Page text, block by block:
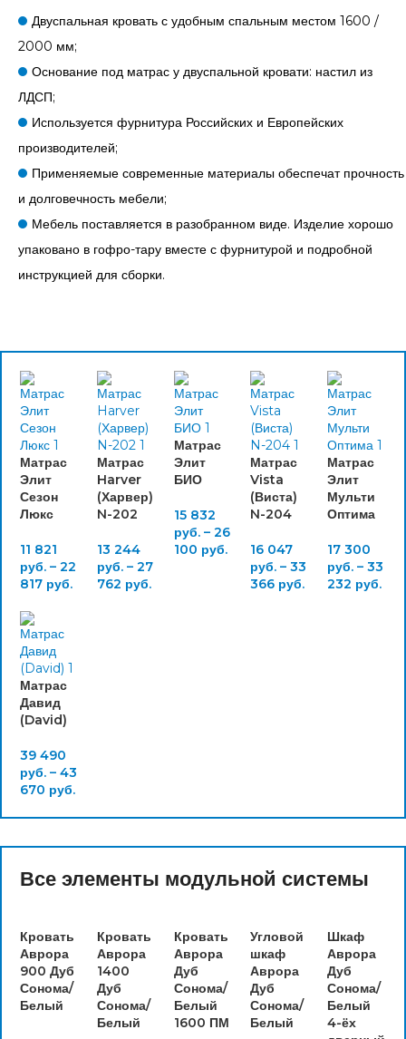
Двуспальная кровать с удобным спальным местом 1600 /
2000 мм;
Основание под матрас у двуспальной кровати: настил из
ЛДСП;
Используется фурнитура Российских и Европейских
производителей;
Применяемые современные материалы обеспечат прочность
и долговечность мебели;
Мебель поставляется в разобранном виде. Изделие хорошо
упаковано в гофро-тару вместе с фурнитурой и подробной
инструкцией для сборки.
Матрас
Элит
Сезон
Люкс
11 821
руб. – 22
817 руб.
Матрас
Harver
(Харвер)
N-202
13 244
руб. – 27
762 руб.
Матрас
Элит
БИО
15 832
руб. – 26
100 руб.
Матрас
Vista
(Виста)
N-204
16 047
руб. – 33
366 руб.
Матрас
Элит
Мульти
Оптима
17 300
руб. – 33
232 руб.
Матрас
Давид
(David)
39 490
руб. – 43
670 руб.
Все элементы модульной системы
Кровать
Аврора
900 Дуб
Сонома/
Белый
Кровать
Аврора
1400
Дуб
Сонома/
Белый
Кровать
Аврора
Дуб
Сонома/
Белый
1600 ПМ
Угловой
шкаф
Аврора
Дуб
Сонома/
Белый
Шкаф
Аврора
Дуб
Сонома/
Белый
4-ёх